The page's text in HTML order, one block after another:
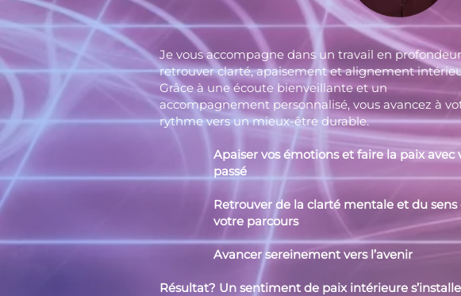
Je vous accompagne dans un travail en
retrouver clarté, apaisement et alignement
Grâce à une écoute bienveillante et un
accompagnement personnalisé, vous avancez à
rythme vers un mieux-être durable.
Apaiser vos émotions et faire la paix avec
passé
Retrouver de la clarté mentale et du
votre parcours
Avancer sereinement vers l’avenir
Résultat? Un sentiment de paix intérieure